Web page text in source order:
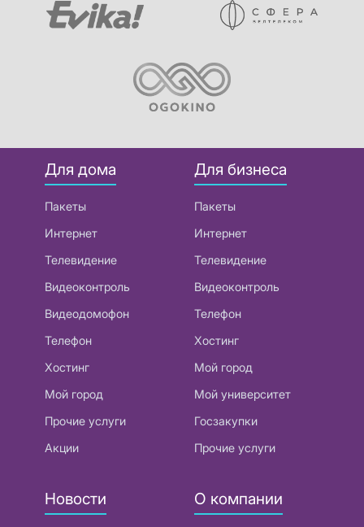
Для дома
Пакеты
Интернет
Телевидение
Видеоконтроль
Видеодомофон
Телефон
Хостинг
Мой город
Прочие услуги
Акции
Для бизнеса
Пакеты
Интернет
Телевидение
Видеоконтроль
Телефон
Хостинг
Мой город
Мой университет
Госзакупки
Прочие услуги
Новости О компании